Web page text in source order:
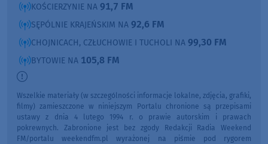
KOŚCIERZYNIE NA 91,7 FM
SĘPÓLNIE KRAJEŃSKIM NA 92,6 FM
CHOJNICACH, CZŁUCHOWIE I TUCHOLI NA 99,30 FM
BYTOWIE NA 105,8 FM
Wszelkie materiały (w szczególności informacje lokalne, zdjęcia, grafiki,
filmy) zamieszczone w niniejszym Portalu chronione są przepisami
ustawy z dnia 4 lutego 1994 r. o prawie autorskim i prawach
pokrewnych. Zabronione jest bez zgody Redakcji Radia Weekend
FM/portalu weekendfm.pl wyrażonej na piśmie pod rygorem